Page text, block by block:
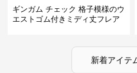
ギンガム チェック 格子模様のウ
エストゴム付きミディ丈フレア
新着アイテ